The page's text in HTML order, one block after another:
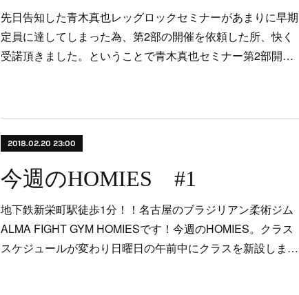
先日告知した青木真也レッグロックセミナーがあまりに早期
定員に達してしまった為、第2部の開催を依頼した所、快く
受諾頂きました。ということで青木真也セミナー第2部開…
2018.02.20 23:00
今週のHOMIES #1
地下鉄新栄町駅徒歩1分！！名古屋のブラジリアン柔術ジム
ALMA FIGHT GYM HOMIESです！今週のHOMIES。クラス
スケジュールが変わり日曜日の午前中にクラスを新設しま…